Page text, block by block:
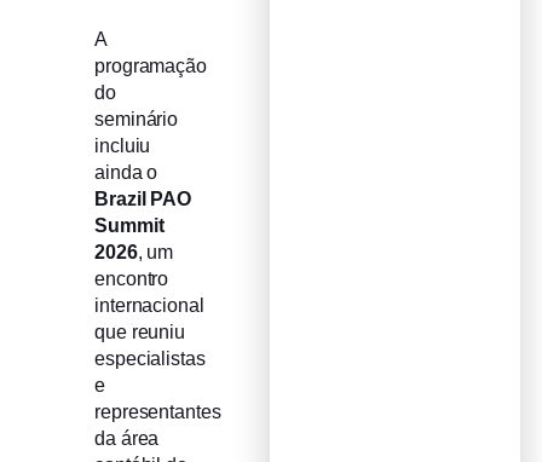
A
programação
do
seminário
incluiu
ainda o
Brazil PAO
Summit
2026, um
encontro
internacional
que reuniu
especialistas
e
representantes
da área